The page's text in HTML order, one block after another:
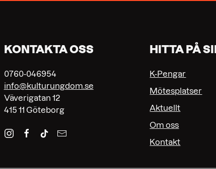
KONTAKTA OSS
0760-046954
info@kulturungdom.se
Väverigatan 12
415 11 Göteborg
HITTA PÅ
K-Pengar
Mötesplatser
Aktuellt
Om oss
Kontakt